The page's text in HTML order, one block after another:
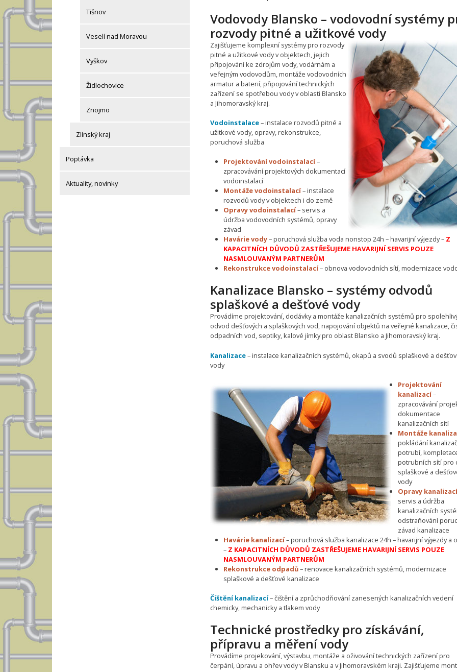
Tišnov
Veselí nad Moravou
Vyškov
Židlochovice
Znojmo
Zlínský kraj
Poptávka
Aktuality, novinky
Vodovody Blansko – vodovodní systémy
rozvody pitné a užitkové vody
Zajišťujeme komplexní systémy pro rozvody
pitné a užitkové vody v objektech, jejich
připojování ke zdrojům vody, vodárnám a
veřejným vodovodům, montáže vodovodních
armatur a baterií, připojování technických
zařízení se spotřebou vody v oblasti Blansko
a Jihomoravský kraj.
Vodoinstalace– instalace rozvodů pitné a
užitkové vody, opravy, rekonstrukce,
poruchová služba
Projektování vodoinstalací–
zpracovávání projektových dokumentací
vodoinstalací
Montáže vodoinstalací– instalace
rozvodů vody v objektech i do země
Opravy vodoinstalací– servis a
údržba vodovodních systémů, opravy
závad
Havárie vody– poruchová služba voda nonstop 24h – havarijní výjezdy – Z
KAPACITNÍCH DŮVODŮ ZASTŘEŠUJEME HAVARIJNÍ SERVIS POUZE
NASMLOUVANÝM PARTNERŮM
Rekonstrukce vodoinstalací– obnova vodovodních sítí, modernizace
Kanalizace Blansko – systémy odvodů
splaškové a dešťové vody
Provádíme projektování, dodávky a montáže kanalizačních systémů pro
odvod dešťových a splaškových vod, napojování objektů na veřejné kanalizace,
odpadních vod, septiky, kalové jímky pro oblast Blansko a Jihomoravský kraj.
Kanalizace– instalace kanalizačních systémů, okapů a svodů splaškové a
vody
Projektování
kanalizací–
zpracovávání
dokumentace
kanalizačních sítí
Montáže
pokládání
potrubí,
potrubních sítí pro
splaškové a
vody
Opravy kanalizací
servis a údržba
kanalizačních
odstraňování
závad kanalizace
Havárie kanalizací– poruchová služba kanalizace 24h – havarijní výjezdy a
– Z KAPACITNÍCH DŮVODŮ ZASTŘEŠUJEME HAVARIJNÍ SERVIS POUZE
NASMLOUVANÝM PARTNERŮM
Rekonstrukce odpadů– renovace kanalizačních systémů, modernizace
splaškové a dešťové kanalizace
Čištění kanalizací– čištění a zprůchodňování zanesených kanalizačních vedení
chemicky, mechanicky a tlakem vody
Technické prostředky pro získávání,
přípravu a měření vody
Provádíme projekování, výstavbu, montáže a oživování technických zařízení pro
čerpání, úpravu a ohřev vody v Blansku a v Jihomoravském kraji. Zajišťujeme